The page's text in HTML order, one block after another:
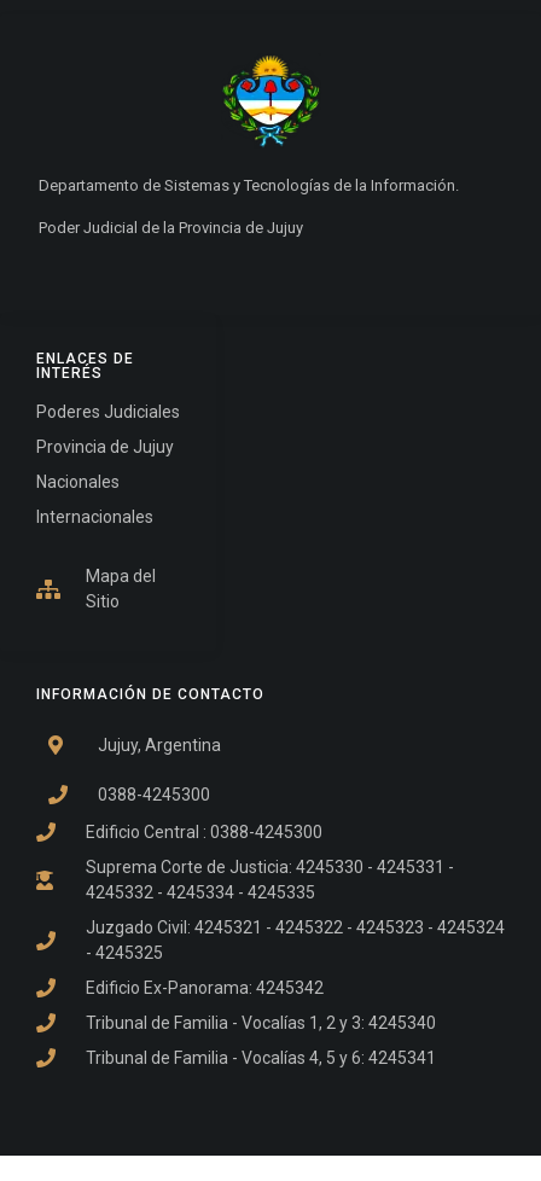
INFORMACIÓN DE CONTACTO
Jujuy, Argentina
0388-4245300
Edificio Central : 0388-4245300
Suprema Corte de Justicia: 4245330 - 4245331 -
4245332 - 4245334 - 4245335
Juzgado Civil: 4245321 - 4245322 - 4245323 - 4245324
- 4245325
Edificio Ex-Panorama: 4245342
Tribunal de Familia - Vocalías 1, 2 y 3: 4245340
Tribunal de Familia - Vocalías 4, 5 y 6: 4245341
ENLACES DE
INTERÉS
Poderes Judiciales
Provincia de Jujuy
Nacionales
Internacionales
Mapa del
Sitio
Departamento de Sistemas y Tecnologías de la Información.
Poder Judicial de la Provincia de Jujuy